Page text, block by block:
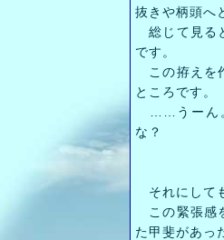
抜きや柄頭へ
総じて見る
です。
この拵えを
ところです。
……うーん。
な？
それにして
この緊張感
た甲斐があっ